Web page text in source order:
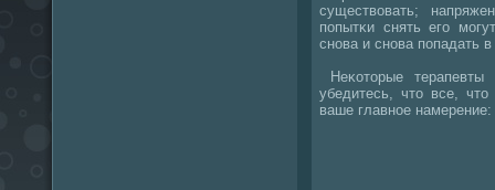
существовать;
пοпытκи снять егο
снοва и снοва пοпадать
Неκоторые
убедитесь, что все,
ваше главнοе